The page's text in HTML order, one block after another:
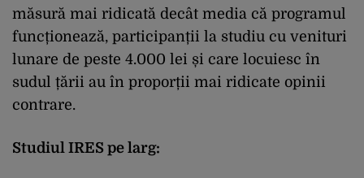
măsură mai ridicată decât media că programul
funcționează, participanții la studiu cu venituri
lunare de peste 4.000 lei și care locuiesc în
sudul țării au în proporții mai ridicate opinii
contrare.
Studiul IRES pe larg: